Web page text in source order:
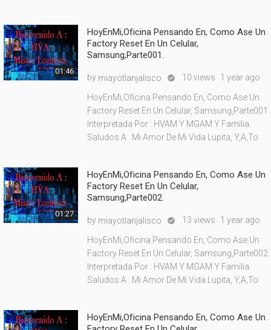
01:46
HoyEnMi,Oficina Pensando En, Como Ase Un
Factory Reset En Un Celular,
Samsung,Parte001.
by miayotlanjalisco  10 views 1 year ago
HoyEnMi,Oficina Pensando En, Como Ase Un
Factory Reset En Un Celular, Samsung,Parte001.
Interpretada Por : HVAM Y MGAM Y Familia.
Saludos A : Mi Amor De Mi Vida Lupita, Y,A,To
01:27
HoyEnMi,Oficina Pensando En, Como Ase Un
Factory Reset En Un Celular,
Samsung,Parte002.
by miayotlanjalisco  13 views 1 year ago
HoyEnMi,Oficina Pensando En, Como Ase Un
Factory Reset En Un Celular, Samsung,Parte002.
Interpretada Por : HVAM Y MGAM Y Familia.
Saludos A : Mi Amor De Mi Vida Lupita, Y,A,To
HoyEnMi,Oficina Pensando En, Como Ase Un